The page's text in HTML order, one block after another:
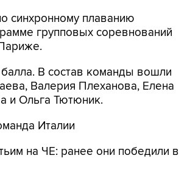
синхронному плаванию
групповых соревнований
В состав команды вошли
Валерия Плеханова, Елена
и Ольга Тютюник.
Италии
на ЧЕ: ранее они победили в